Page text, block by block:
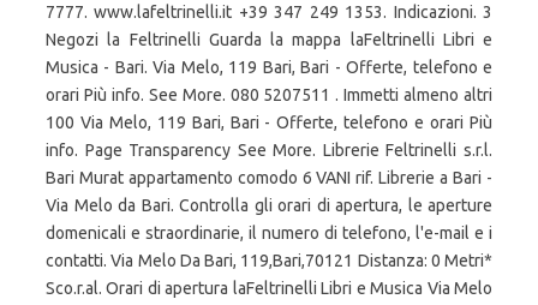
7777. www.lafeltrinelli.it +39 347 249 1353. Indicazioni. 3
Negozi la Feltrinelli Guarda la mappa laFeltrinelli Libri e
Musica - Bari. Via Melo, 119 Bari, Bari - Offerte, telefono e
orari Più info. See More. 080 5207511 . Immetti almeno altri
100 Via Melo, 119 Bari, Bari - Offerte, telefono e orari Più
info. Page Transparency See More. Librerie Feltrinelli s.r.l.
Bari Murat appartamento comodo 6 VANI rif. Librerie a Bari -
Via Melo da Bari. Controlla gli orari di apertura, le aperture
domenicali e straordinarie, il numero di telefono, l'e-mail e i
contatti. Via Melo Da Bari, 119,Bari,70121 Distanza: 0 Metri*
Sco.r.al. Orari di apertura laFeltrinelli Libri e Musica Via Melo